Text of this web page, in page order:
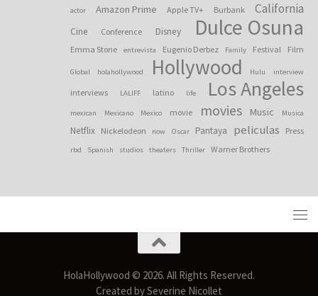
actor Amazon Prime Apple TV+ Burbank California
Cine Conference Disney Dulce Osuna
Emma Stone entrevista Eugenio Derbez Family Festival Film
Global holahollywood Hollywood Hulu interview
interviews LALIFF latino life Los Angeles
mexican Mexicano Mexico movie movies Music Musica
Netflix Nickelodeon now Oscar Pantaya peliculas Press
rbd Spanish studios theaters Thriller Warner Brothers
HolaHollywood © 2026. All Rights Reserved.
Created by Severine Nicollet